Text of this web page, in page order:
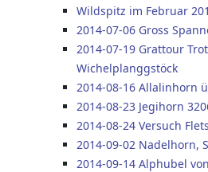
Wildspitz im Februar
2014-07-06 Gross
2014-07-19 Grattour
Wichelplanggstöck
2014-08-16 Allalinhorn
2014-08-23 Jegihorn
2014-08-24 Versuch
2014-09-02 Nadelhorn,
2014-09-14 Alphubel